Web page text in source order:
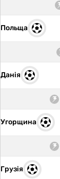
Польща
Данія
Угорщина
Грузія